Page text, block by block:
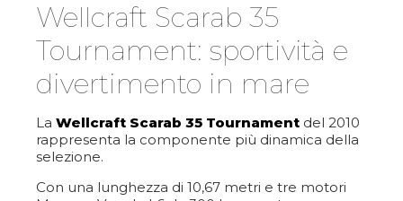
Wellcraft Scarab 35
Tournament: sportività e
divertimento in mare
La Wellcraft Scarab 35 Tournament del 2010
rappresenta la componente più dinamica della
selezione.
Con una lunghezza di 10,67 metri e tre motori